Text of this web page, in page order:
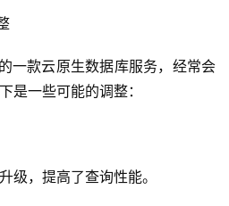
一款云原生数据库服务，经常会
是一些可能的调整：
级，提高了查询性能。